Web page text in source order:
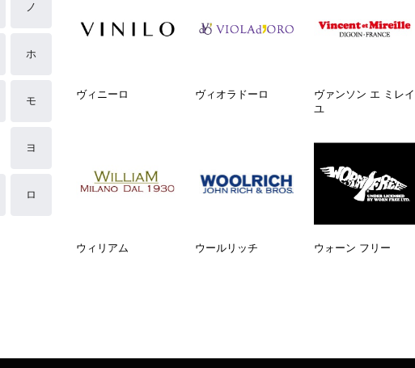
ノ
ホ
モ
ヨ
ロ
ヴィニーロ ヴィオラドーロ
ヴァンソン エ ミレイ
ユ
ウィリアム ウールリッチ ウォーン フリー